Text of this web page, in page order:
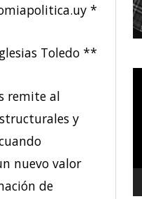
*
Toledo **
remite al
y
nuevo valor
de